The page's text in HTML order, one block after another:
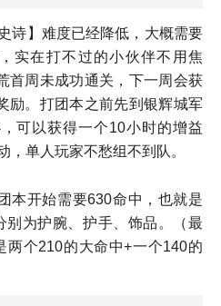
诗】难度已经降低，大概需要
实在打不过的小伙伴不用焦
首周未成功通关，下一周会获
励。 打团本之前先到银辉城军
可以获得一个10小时的增益
，单人玩家不愁组不到队。
本开始需要630命中，也就是
别为护腕、护手、饰品。（最
两个210的大命中+一个140的